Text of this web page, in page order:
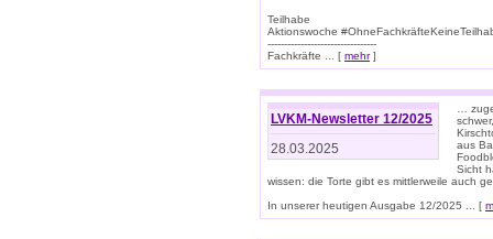
Teilhabe
Aktionswoche
---------------------------------
Fachkräfte ... [ mehr]
LVKM-Newsletter 12/2025
28.03.2025
…
aus
Sicht
wissen: die Torte gibt es mittlerweile auch
In unserer heutigen Ausgabe 12/2025 ... [